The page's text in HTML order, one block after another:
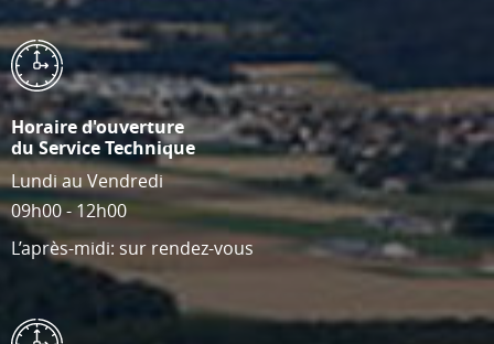
Horaire d'ouverture
du Service Technique
Lundi au Vendredi
09h00 - 12h00
L’après-midi: sur rendez-vous